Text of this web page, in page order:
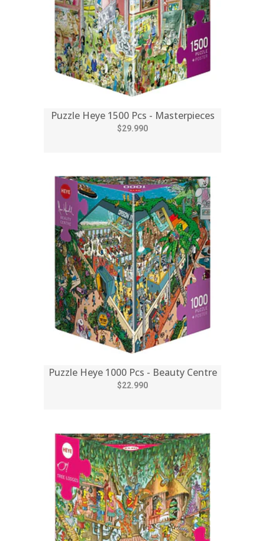
Puzzle Heye 1500 Pcs - Masterpieces
$29.990
Puzzle Heye 1000 Pcs - Beauty Centre
$22.990